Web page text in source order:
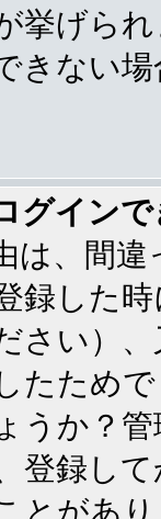
挙げら
きない
グイン
は、間
録した
さい）
たため
うか？
登録し
とがあ